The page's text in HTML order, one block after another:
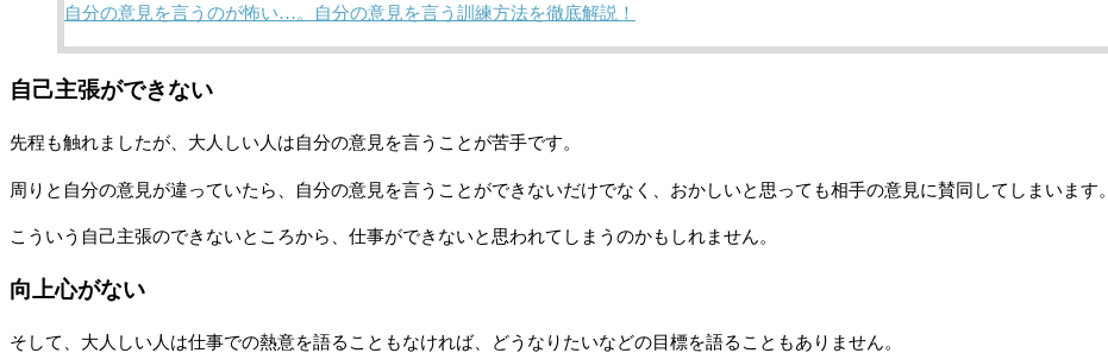
自分の意見を言うのが怖い…。自分の意見を言う訓練方法を徹底解説！
自己主張ができない
先程も触れましたが、大人しい人は自分の意見を言うことが苦手です。
周りと自分の意見が違っていたら、自分の意見を言うことができないだけでなく、おかしいと思っても相手の意見に賛同してしまいます。
こういう自己主張のできないところから、仕事ができないと思われてしまうのかもしれません。
向上心がない
そして、大人しい人は仕事での熱意を語ることもなければ、どうなりたいなどの目標を語ることもありません。